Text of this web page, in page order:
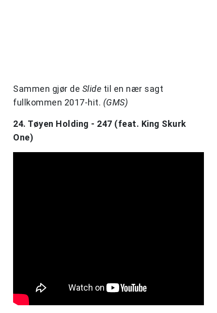
Sammen gjør de Slide til en nær sagt
fullkommen 2017-hit. (GMS)
24. Tøyen Holding - 247 (feat. King Skurk
One)